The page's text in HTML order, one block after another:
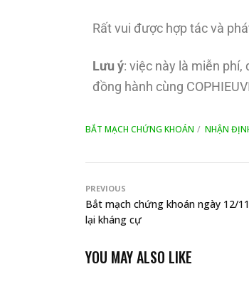
Rất vui được hợp tác và
Lưu ý: việc này là miễn
đồng hành cùng
BẮT MẠCH CHỨNG KHOÁN NHẬN
PREVIOUS
Bắt mạch chứng khoán ngày 12/
lại kháng cự
YOU MAY ALSO LIKE